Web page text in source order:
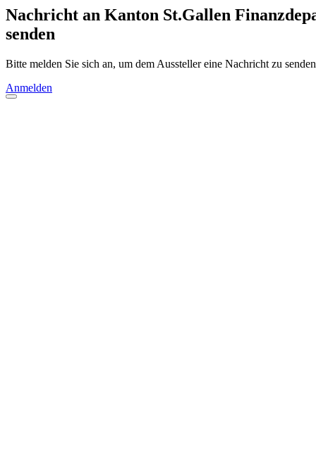
Nachricht an Kanton St.Gallen
senden
Bitte melden Sie sich an, um dem Aussteller eine Nachricht zu
Anmelden